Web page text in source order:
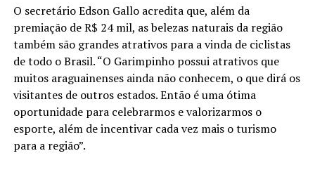
O secretário Edson Gallo acredita que, além da
premiação de R$ 24 mil, as belezas naturais da região
também são grandes atrativos para a vinda de ciclistas
de todo o Brasil. “O Garimpinho possui atrativos que
muitos araguainenses ainda não conhecem, o que dirá os
visitantes de outros estados. Então é uma ótima
oportunidade para celebrarmos e valorizarmos o
esporte, além de incentivar cada vez mais o turismo
para a região”.